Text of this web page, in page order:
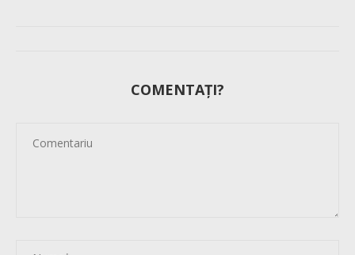
COMENTAȚI?